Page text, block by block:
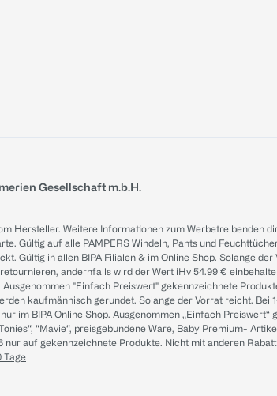
Gesellschaft m.b.H.
Hersteller. Weitere Informationen zum Werbetreibenden
Gültig auf alle PAMPERS Windeln, Pants und
Gültig in allen BIPA Filialen & im Online Shop. Solange
andernfalls wird der Wert iHv 54.99 €
Ausgenommen "Einfach Preiswert" gekennzeichnete
kaufmännisch gerundet. Solange der Vorrat reicht. Bei
nur im BIPA Online Shop. Ausgenommen „Einfach
“Mavie“, preisgebundene Ware, Baby Premium-
nur auf gekennzeichnete Produkte. Nicht mit anderen
Tage